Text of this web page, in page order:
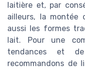
laitière et, par
ailleurs, la montée
aussi les formes
lait. Pour une
tendances et
recommandons de